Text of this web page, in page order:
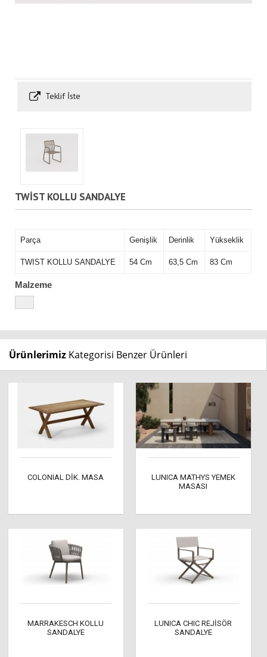
Teklif İste
TWİST KOLLU SANDALYE
Parça Genişlik Derinlik Yükseklik
TWIST KOLLU SANDALYE 54 Cm 63,5 Cm 83 Cm
Malzeme
Ürünlerimiz Kategorisi Benzer Ürünleri
COLONIAL DİK. MASA
LUNICA MATHYS YEMEK
MASASI
MARRAKESCH KOLLU
SANDALYE
LUNICA CHIC REJİSÖR
SANDALYE